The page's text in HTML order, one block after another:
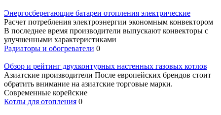
Энергосберегающие батареи отопления электрические
Расчет потребления электроэнергии экономным конвектором
В последнее время производители выпускают конвекторы с
улучшенными характеристиками
Радиаторы и обогреватели 0
Обзор и рейтинг двухконтурных настенных газовых котлов
Азиатские производители После европейских брендов стоит
обратить внимание на азиатские торговые марки.
Современные корейские
Котлы для отопления 0